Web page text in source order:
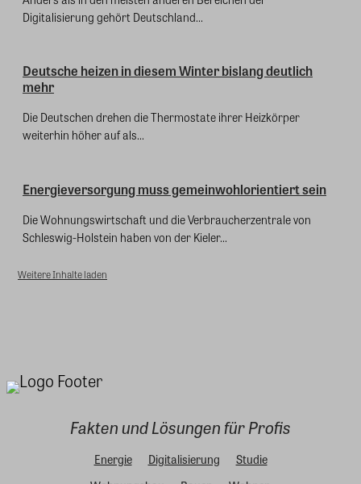
Digitalisierung gehört Deutschland...
Deutsche heizen in diesem Winter bislang deutlich
mehr
Die Deutschen drehen die Thermostate ihrer Heizkörper
weiterhin höher auf als...
Energieversorgung muss gemeinwohlorientiert sein
Die Wohnungswirtschaft und die Verbraucherzentrale von
Schleswig-Holstein haben von der Kieler...
Weitere Inhalte laden
Fakten und Lösungen für Profis
Energie Digitalisierung
Studie